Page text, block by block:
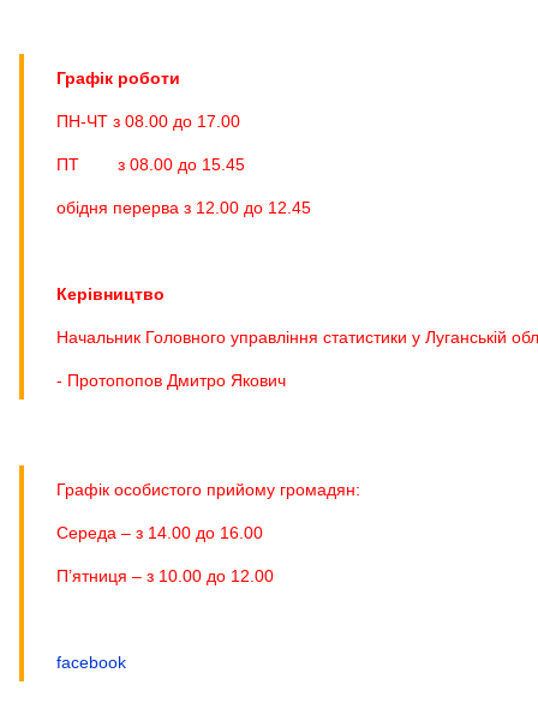
Графік роботи
ПН-ЧТ з 08.00 до 17.00
ПТ з 08.00 до 15.45
обідня перерва з 12.00 до 12.45
Керівництво
Начальник Головного управління статистики у Луганській
- Протопопов Дмитро Якович
Графік особистого прийому громадян:
Середа – з 14.00 до 16.00
П’ятниця – з 10.00 до 12.00
facebook